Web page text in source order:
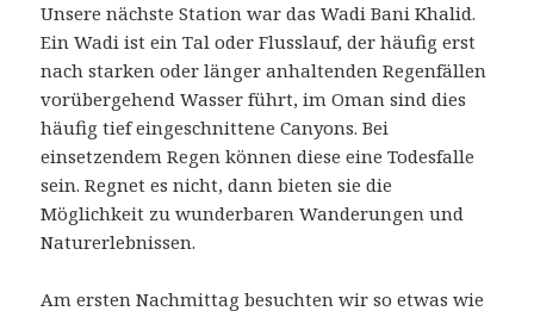
Unsere nächste Station war das Wadi Bani Khalid.
Ein Wadi ist ein Tal oder Flusslauf, der häufig erst
nach starken oder länger anhaltenden Regenfällen
vorübergehend Wasser führt, im Oman sind dies
häufig tief eingeschnittene Canyons. Bei
einsetzendem Regen können diese eine Todesfalle
sein. Regnet es nicht, dann bieten sie die
Möglichkeit zu wunderbaren Wanderungen und
Naturerlebnissen.
Am ersten Nachmittag besuchten wir so etwas wie